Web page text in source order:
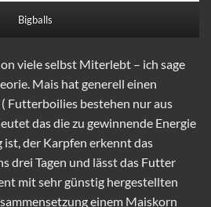
Bigballs
viele selbst Miterlebt – ich sage
Mais hat generell einen
Futterboilies bestehen nur aus
das die zu gewinnende Energie
ist, der Karpfen erkennt das
drei Tagen und lässt das Futter
mit sehr günstig hergestellten
einem Maiskorn